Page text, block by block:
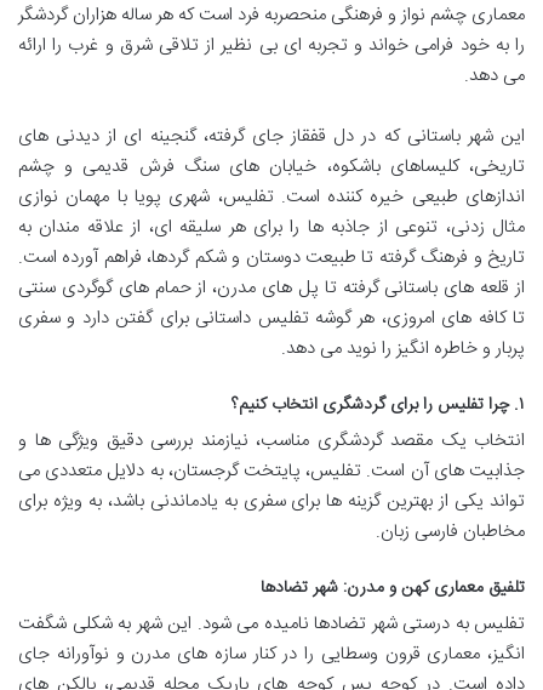
معماری چشم نواز و فرهنگی منحصربه فرد است که هر ساله هزاران گردشگر
را به خود فرامی خواند و تجربه ای بی نظیر از تلاقی شرق و غرب را ارائه
می دهد.
این شهر باستانی که در دل قفقاز جای گرفته، گنجینه ای از دیدنی های
تاریخی، کلیساهای باشکوه، خیابان های سنگ فرش قدیمی و چشم
اندازهای طبیعی خیره کننده است. تفلیس، شهری پویا با مهمان نوازی
مثال زدنی، تنوعی از جاذبه ها را برای هر سلیقه ای، از علاقه مندان به
تاریخ و فرهنگ گرفته تا طبیعت دوستان و شکم گردها، فراهم آورده است.
از قلعه های باستانی گرفته تا پل های مدرن، از حمام های گوگردی سنتی
تا کافه های امروزی، هر گوشه تفلیس داستانی برای گفتن دارد و سفری
پربار و خاطره انگیز را نوید می دهد.
۱. چرا تفلیس را برای گردشگری انتخاب کنیم؟
انتخاب یک مقصد گردشگری مناسب، نیازمند بررسی دقیق ویژگی ها و
جذابیت های آن است. تفلیس، پایتخت گرجستان، به دلایل متعددی می
تواند یکی از بهترین گزینه ها برای سفری به یادماندنی باشد، به ویژه برای
مخاطبان فارسی زبان.
تلفیق معماری کهن و مدرن: شهر تضادها
تفلیس به درستی شهر تضادها نامیده می شود. این شهر به شکلی شگفت
انگیز، معماری قرون وسطایی را در کنار سازه های مدرن و نوآورانه جای